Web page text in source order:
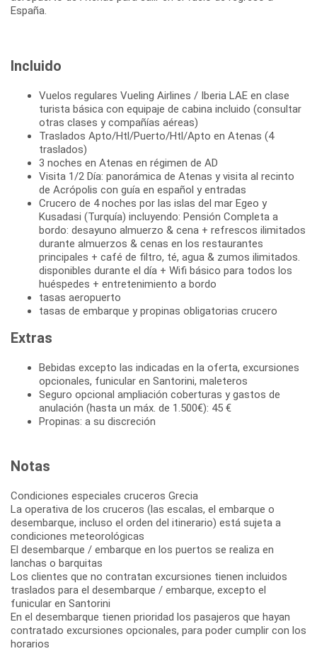
España.
Incluido
Vuelos regulares Vueling Airlines / Iberia LAE en clase
turista básica con equipaje de cabina incluido (consultar
otras clases y compañías aéreas)
Traslados Apto/Htl/Puerto/Htl/Apto en Atenas (4
traslados)
3 noches en Atenas en régimen de AD
Visita 1/2 Día: panorámica de Atenas y visita al recinto
de Acrópolis con guía en español y entradas
Crucero de 4 noches por las islas del mar Egeo y
Kusadasi (Turquía) incluyendo: Pensión Completa a
bordo: desayuno almuerzo & cena + refrescos ilimitados
durante almuerzos & cenas en los restaurantes
principales + café de filtro, té, agua & zumos ilimitados.
disponibles durante el día + Wifi básico para todos los
huéspedes + entretenimiento a bordo
tasas aeropuerto
tasas de embarque y propinas obligatorias crucero
Extras
Bebidas excepto las indicadas en la oferta, excursiones
opcionales, funicular en Santorini, maleteros
Seguro opcional ampliación coberturas y gastos de
anulación (hasta un máx. de 1.500€): 45 €
Propinas: a su discreción
Notas
Condiciones especiales cruceros Grecia
La operativa de los cruceros (las escalas, el embarque o
desembarque, incluso el orden del itinerario) está sujeta a
condiciones meteorológicas
El desembarque / embarque en los puertos se realiza en
lanchas o barquitas
Los clientes que no contratan excursiones tienen incluidos
traslados para el desembarque / embarque, excepto el
funicular en Santorini
En el desembarque tienen prioridad los pasajeros que hayan
contratado excursiones opcionales, para poder cumplir con los
horarios